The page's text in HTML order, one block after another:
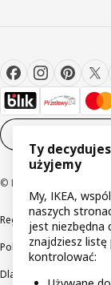
© Inter IKEA Systems
RegulaminyPolityka
Polityka
Dla akcjonariuszy IKEA
Ty
użyjemy
My, IKEA,
naszych
jest niezbędna
znajdziesz
kontrolować: